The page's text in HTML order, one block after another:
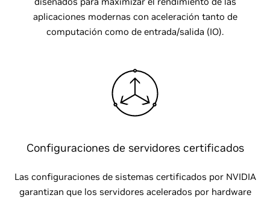
aplicaciones modernas con aceleración tanto de
computación como de entrada/salida (IO).
Configuraciones de servidores certificados
Las configuraciones de sistemas certificados por NVIDIA
garantizan que los servidores acelerados por hardware